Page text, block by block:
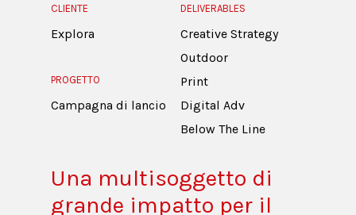
CLIENTE
Explora
PROGETTO
Campagna di lancio
DELIVERABLES
Creative Strategy
Outdoor
Print
Digital Adv
Below The Line
Una multisoggetto di
grande impatto per il